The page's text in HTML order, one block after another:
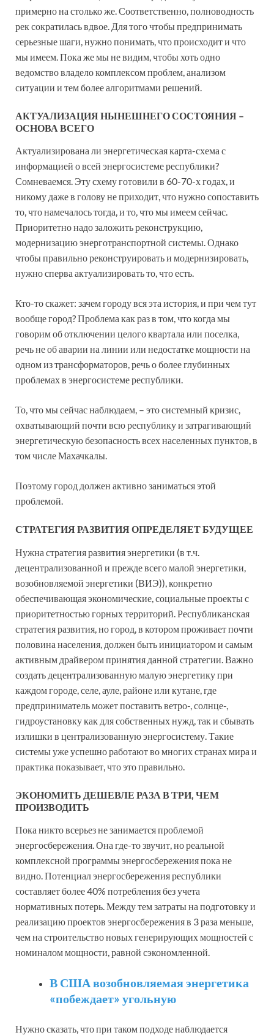
примерно на столько же. Соответственно, полноводность
рек сократилась вдвое. Для того чтобы предпринимать
серьезные шаги, нужно понимать, что происходит и что
мы имеем. Пока же мы не видим, чтобы хоть одно
ведомство владело комплексом проблем, анализом
ситуации и тем более алгоритмами решений.
АКТУАЛИЗАЦИЯ НЫНЕШНЕГО СОСТОЯНИЯ –
ОСНОВА ВСЕГО
Актуализирована ли энергетическая карта-схема с
информацией о всей энергосистеме республики?
Сомневаемся. Эту схему готовили в 60-70-х годах, и
никому даже в голову не приходит, что нужно сопоставить
то, что намечалось тогда, и то, что мы имеем сейчас.
Приоритетно надо заложить реконструкцию,
модернизацию энерготранспортной системы. Однако
чтобы правильно реконструировать и модернизировать,
нужно сперва актуализировать то, что есть.
Кто-то скажет: зачем городу вся эта история, и при чем тут
вообще город? Проблема как раз в том, что когда мы
говорим об отключении целого квартала или поселка,
речь не об аварии на линии или недостатке мощности на
одном из трансформаторов, речь о более глубинных
проблемах в энергосистеме республики.
То, что мы сейчас наблюдаем, – это системный кризис,
охватывающий почти всю республику и затрагивающий
энергетическую безопасность всех населенных пунктов, в
том числе Махачкалы.
Поэтому город должен активно заниматься этой
проблемой.
СТРАТЕГИЯ РАЗВИТИЯ ОПРЕДЕЛЯЕТ БУДУЩЕЕ
Нужна стратегия развития энергетики (в т.ч.
децентрализованной и прежде всего малой энергетики,
возобновляемой энергетики (ВИЭ)), конкретно
обеспечивающая экономические, социальные проекты с
приоритетностью горных территорий. Республиканская
стратегия развития, но город, в котором проживает почти
половина населения, должен быть инициатором и самым
активным драйвером принятия данной стратегии. Важно
создать децентрализованную малую энергетику при
каждом городе, селе, ауле, районе или кутане, где
предприниматель может поставить ветро-, солнце-,
гидроустановку как для собственных нужд, так и сбывать
излишки в централизованную энергосистему. Такие
системы уже успешно работают во многих странах мира и
практика показывает, что это правильно.
ЭКОНОМИТЬ ДЕШЕВЛЕ РАЗА В ТРИ, ЧЕМ
ПРОИЗВОДИТЬ
Пока никто всерьез не занимается проблемой
энергосбережения. Она где-то звучит, но реальной
комплексной программы энергосбережения пока не
видно. Потенциал энергосбережения республики
составляет более 40% потребления без учета
нормативных потерь. Между тем затраты на подготовку и
реализацию проектов энергосбережения в 3 раза меньше,
чем на строительство новых генерирующих мощностей с
номиналом мощности, равной сэкономленной.
В США возобновляемая энергетика
«побеждает» угольную
Нужно сказать, что при таком подходе наблюдается